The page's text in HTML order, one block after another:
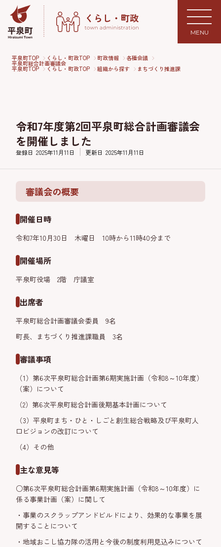
MENU
平泉町TOP くらし・町政TOP 町政情報 各種会議
平泉町総合計画審議会
平泉町TOP くらし・町政TOP 組織から探す まちづくり推進課
令和7年度第2回平泉町総合計画審議会
を開催しました
登録日 2025年11月11日 更新日 2025年11月11日
審議会の概要
開催日時
令和7年10月30日 木曜日 10時から11時40分まで
開催場所
平泉町役場 2階 庁議室
出席者
平泉町総合計画審議会委員 9名
町長、まちづくり推進課職員 3名
審議事項
（1）第6次平泉町総合計画第6期実施計画（令和8～10年度）
（案）について
（2）第6次平泉町総合計画後期基本計画について
（3）平泉町まち・ひと・しごと創生総合戦略及び平泉町人
口ビジョンの改訂について
（4）その他
主な意見等
○第6次平泉町総合計画第6期実施計画（令和8～10年度）に
係る事業計画（案）に関して
・事業のスクラップアンドビルドにより、効果的な事業を展
開することについて
・地域おこし協力隊の活用と今後の制度利用見込みについて